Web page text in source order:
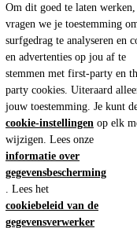
Om dit goed te laten werken,
vragen we je toestemming
surfgedrag te analyseren en
en advertenties op jou af te
stemmen met first-party en
party cookies. Uiteraard
jouw toestemming. Je kunt
cookie-instellingen op elk
wijzigen. Lees onze
informatie over
gegevensbescherming
. Lees het
cookiebeleid van de
gegevensverwerker
zwart